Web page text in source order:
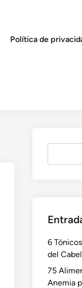
Política de
6
del
75
Anemia